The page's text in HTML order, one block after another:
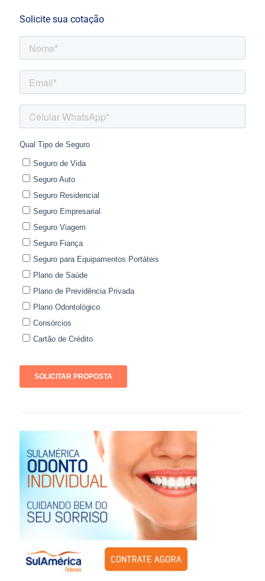
Solicite sua cotação